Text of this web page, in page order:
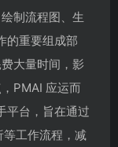
制流程图、生
的重要组成部
大量时间，影
PMAI 应运而
平台，旨在通过
工作流程，减